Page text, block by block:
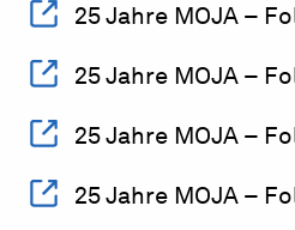
25 Jahre MOJA –
25 Jahre MOJA –
25 Jahre MOJA –
25 Jahre MOJA –